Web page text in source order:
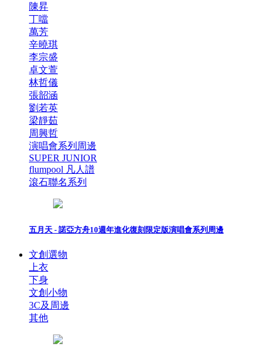
陳昇
丁噹
萬芳
辛曉琪
李宗盛
卓文萱
林哲儀
張韶涵
劉若英
梁靜茹
周興哲
演唱會系列周邊
SUPER JUNIOR
flumpool 凡人譜
滾石聯名系列
五月天 - 諾亞方舟10週年進化復刻限定版演唱會系列周邊
文創選物
上衣
下身
文創小物
3C及周邊
其他